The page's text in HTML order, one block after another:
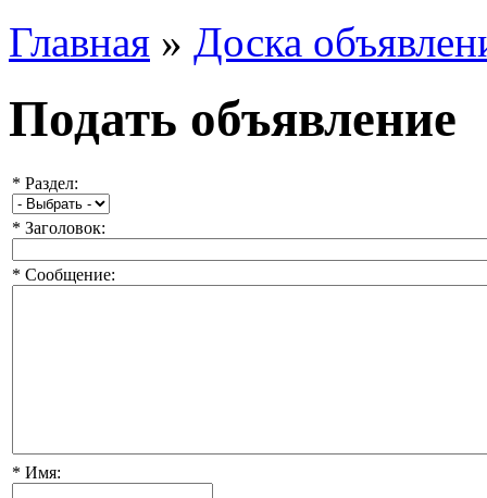
Главная » Доска
Подать объявление
* Раздел:
* Заголовок:
* Сообщение:
* Имя: